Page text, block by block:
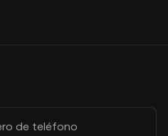
de teléfono